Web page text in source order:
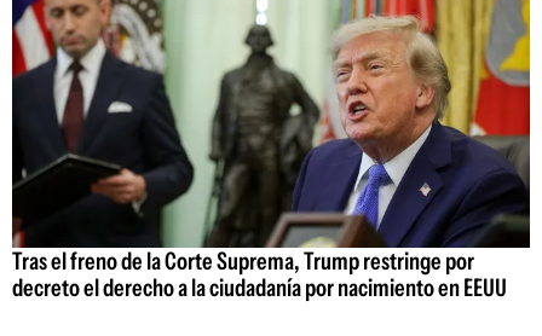
Tras el freno de la Corte Suprema, Trump restringe por
decreto el derecho a la ciudadanía por nacimiento en EEUU